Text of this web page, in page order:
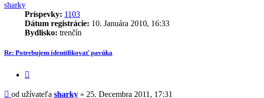
sharky
Príspevky: 1103
Dátum registrácie: 10. Januára 2010, 16:33
Bydlisko: trenčín
Re: Potrebujem identifikovať pavúka
Príspevok
od užívateľa sharky » 25. Decembra 2011, 17:31